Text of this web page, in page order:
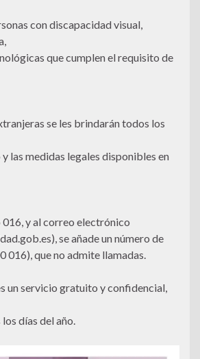
con discapacidad visual,
que cumplen el requisito de
se les brindarán todos los
las medidas legales disponibles en
y al correo electrónico
se añade un número de
016), que no admite llamadas.
un servicio gratuito y confidencial,
días del año.